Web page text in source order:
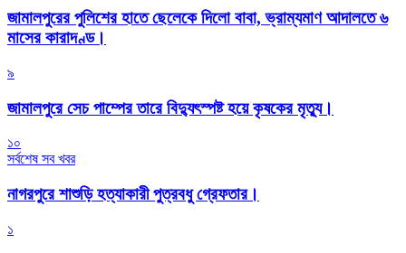
জামালপুরের পুলিশের হাতে ছেলেকে দিলো বাবা, ভ্রাম্যমাণ আদালতে ৬
মাসের কারাদণ্ড।
৯
জামালপুরে সেচ পাম্পের তারে বিদ্যুৎস্পষ্ট হয়ে কৃষকের মৃত্যু।
১০
সর্বশেষ সব খবর
নাগরপুরে শাশুড়ি হত্যাকারী পুত্রবধু গ্রেফতার।
১